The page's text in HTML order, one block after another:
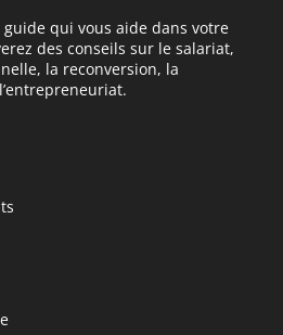
qui vous aide dans votre
des conseils sur le salariat,
la reconversion, la